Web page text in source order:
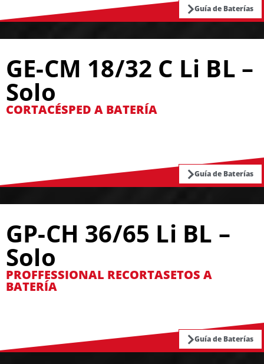
Guía de Baterías
GE-CM 18/32 C Li BL –
Solo
CORTACÉSPED A BATERÍA
Guía de Baterías
GP-CH 36/65 Li BL –
Solo
PROFFESSIONAL RECORTASETOS A
BATERÍA
Guía de Baterías